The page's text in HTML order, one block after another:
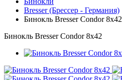
Bresser (Брессер - Германия)
Бинокль Bresser Condor 8x42
Бинокль Bresser Condor 8x42